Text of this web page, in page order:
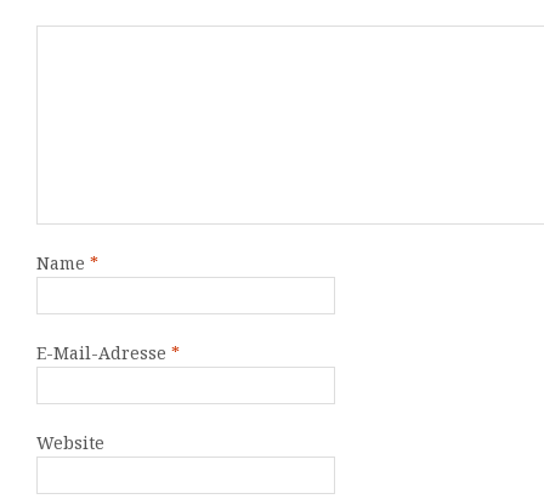
Name *
E-Mail-Adresse *
Website